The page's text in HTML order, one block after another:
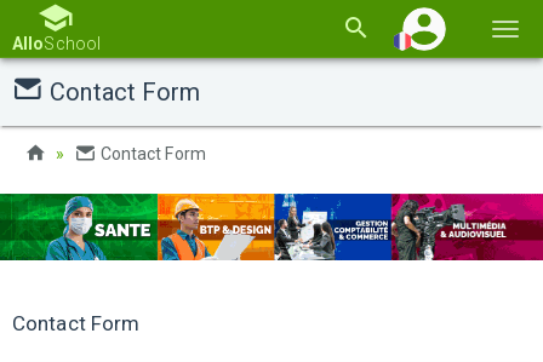
la
AlloSchool
Contact Form
Contact Form
Contact Form